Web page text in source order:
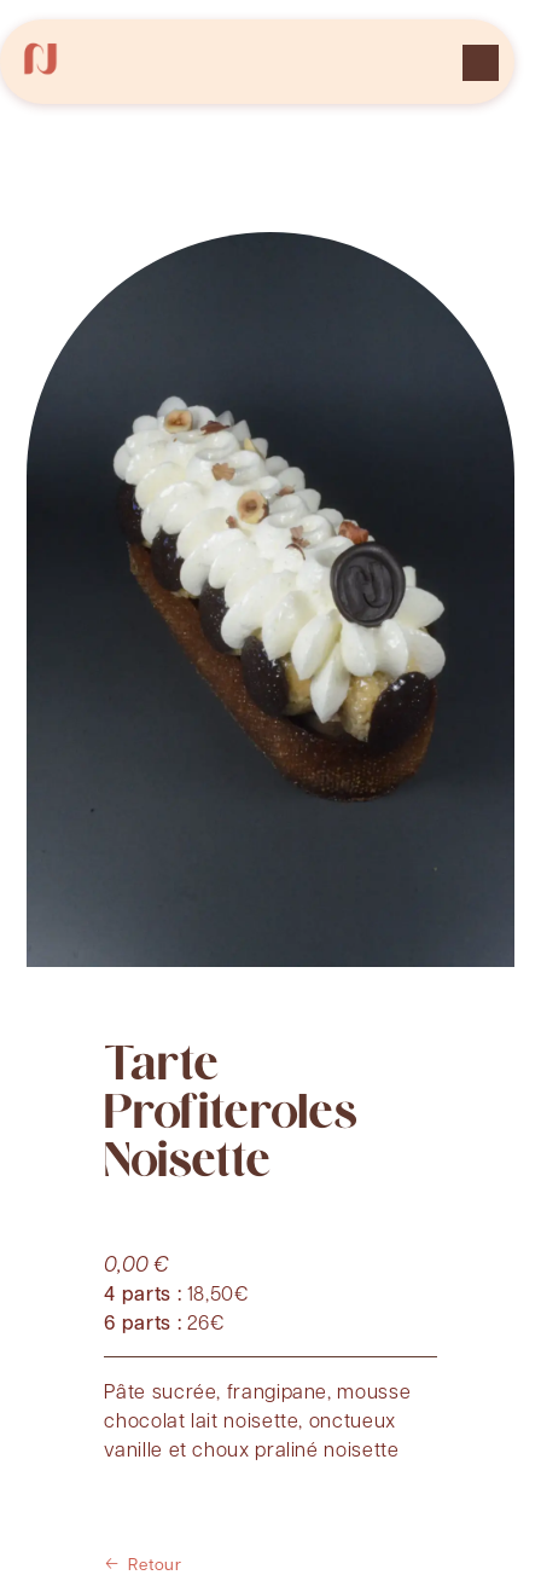
Tarte
Profiteroles
Noisette
0,00€
4 parts : 18,50€
6 parts : 26€
Pâte sucrée, frangipane, mousse
chocolat lait noisette, onctueux
vanille et choux praliné noisette
Retour